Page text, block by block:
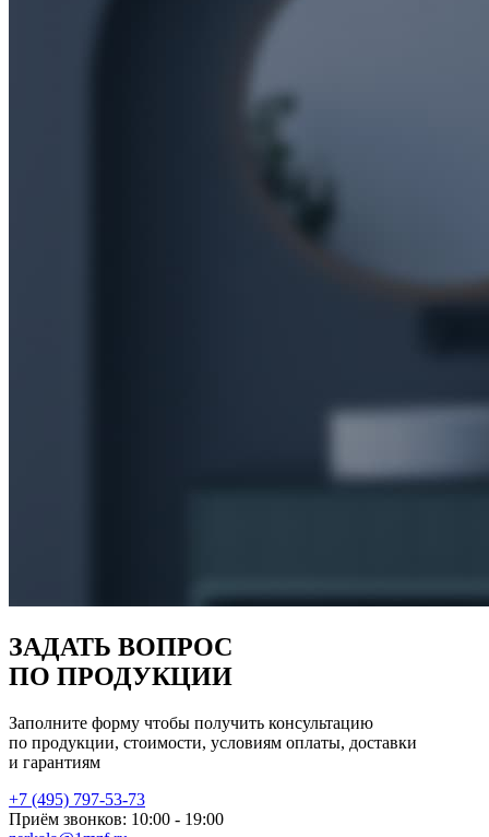
ЗАДАТЬ ВОПРОС
ПО ПРОДУКЦИИ
Заполните форму чтобы получить консультацию
по продукции, стоимости, условиям оплаты, доставки
и гарантиям
+7 (495) 797-53-73
Приём звонков: 10:00 - 19:00